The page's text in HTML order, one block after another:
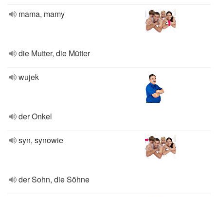
mama, mamy
die Mutter, die Mütter
wujek
der Onkel
syn, synowie
der Sohn, die Söhne